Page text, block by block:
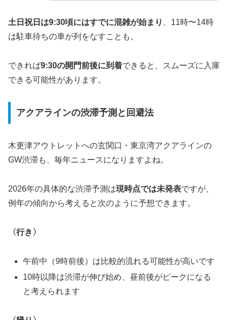
土日祝日は9:30頃にはすでに混雑が始まり
、11時〜14時
は駐車待ちの車が列をなすことも。
できれば9:30の開門前後に到着できると、スムーズに入庫
できる可能性があります。
アクアラインの渋滞予測と回避法
木更津アウトレットへの玄関口・東京湾アクアラインの
GW渋滞も、毎年ニュースになりますよね。
2026年の具体的な渋滞予測は現時点では未発表ですが、
例年の傾向から考えると次のように予想できます。
〈行き〉
午前中（9時前後）は比較的流れる可能性が高いです
10時以降は渋滞が伸び始め、昼前後がピークになる
と考えられます